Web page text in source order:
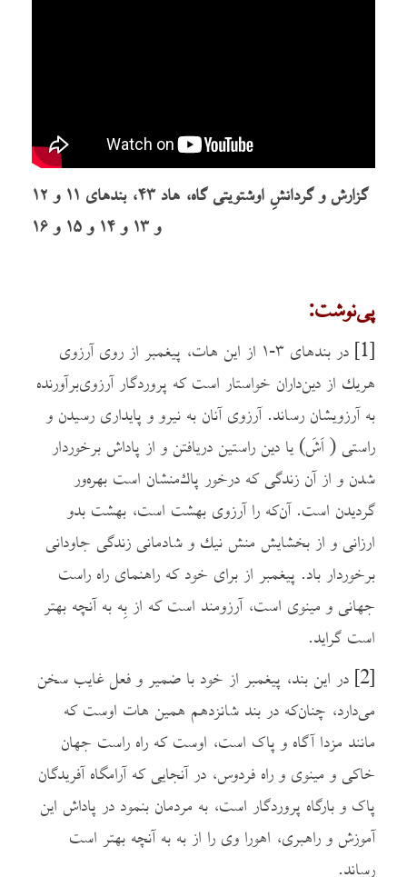
گزارش و گردانشِ اوشتویتی گاه، هاد ۴۳، بندهای ۱۱ و ۱۲
و ۱۳ و ۱۴ و ۱۵ و ۱۶
پی‌نوشت:
[1]
در بندهای ۳-۱ از این هات، پیغمبر از روی آرزوی
هريك از دین‌داران خواستار است که پروردگار آرزوی‌برآورنده
به آرزویشان رساند. آرزوی آنان به نیرو و پایداری رسیدن و
راستی ( اَشَ) یا دین راستین دریافتن و از پاداش برخوردار
شدن و از آن زندگی که درخور پاك‌منشان است بهره‌ور
گردیدن است. آن‌که را آرزوی بهشت است، بهشت بدو
ارزانی و از بخشایش منش نيك و شادمانی زندگی جاودانی
برخوردار باد. پیغمبر از برای خود که راهنمای راه راست
جهانی و مینوی است، آرزومند است که از بِه به آنچه بهتر
است گراید.
[2]
در این بند، پیغمبر از خود با ضمیر و فعل غایب سخن
می‌دارد، چنان‌که در بند شانزدهم همین هات اوست که
مانند مزدا آگاه و پاک است، اوست که راه راست جهان
خاکی و مینوی و راه فردوس، در آنجایی که آرامگاه آفریدگان
پاک و بارگاه پروردگار است، به مردمان بنمود در پاداش این
آموزش و راهبری، اهورا وی را از به به آنچه بهتر است
رساند.